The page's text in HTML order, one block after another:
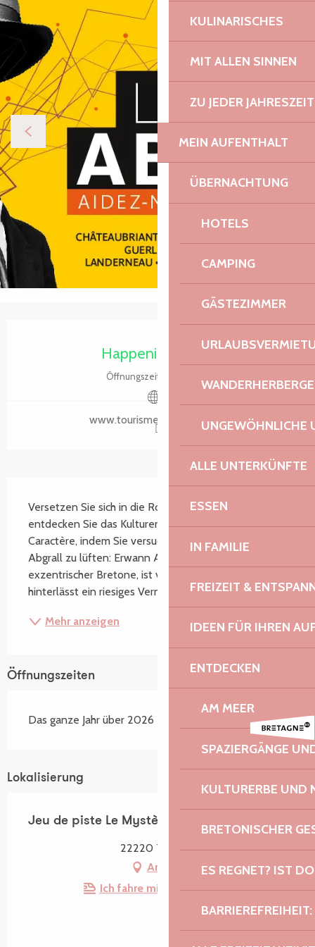
KULINARISCHES
MIT ALLEN SINNEN
ZU JEDER JAHRESZEIT
MEIN AUFENTHALT
ÜBERNACHTUNG
HOTELS
CAMPING
GÄSTEZIMMER
UNGEWÖHNLICHE
ALLE UNTERKÜNFTE
ESSEN
IN FAMILIE
FREIZEIT &
IDEEN FÜR IHREN
ENTDECKEN
AM MEER
SPAZIERGÄNGE
KULTURERBE UND
BRETONISCHER
ES REGNET? IST
Öffnungszeiten & Kontaktdaten
Happening heute
Öffnungszeiten ansehen
www.tourismebretagne.com
Versetzen Sie sich in die Rolle eines Ermittlers und
entdecken Sie das Kulturerbe der Petite Cité de
Caractère, indem Sie versuchen, das Geheimnis von
Abgrall zu lüften: Erwann Abgrall, ein reicher,
exzentrischer Bretone, ist verschwunden und
hinterlässt ein riesiges Vermögen, dessen Herkunft...
Mehr anzeigen
Öffnungszeiten
Das ganze Jahr über 2026
Lokalisierung
Jeu de piste Le Mystère Abgrall - Tréguier
22220 Tréguier
Anfahrt
Ich fahre mit dem Zug hin!